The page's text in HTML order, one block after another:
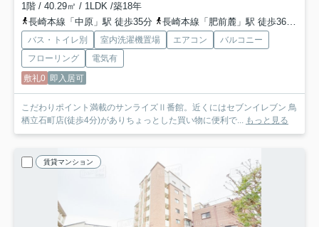
1階 / 40.29㎡ / 1LDK /築18年
長崎本線「中原」駅 徒歩35分
長崎本線「肥前麓」駅 徒歩36分
バス・トイレ別 室内洗濯機置場 エアコン
バルコニー
フローリング
電気有
敷礼0 即入居可
こだわりポイント満載のサンライズⅡ番館。近くにはセブンイレブン 鳥
栖立石町店(徒歩4分)がありちょっとした買い物に便利で... もっと見る
賃貸マンション